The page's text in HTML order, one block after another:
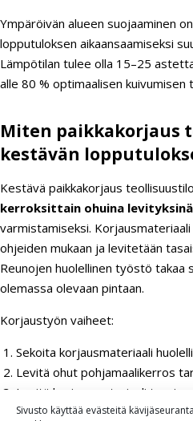
Sivusto käyttää evästeitä
Ympäröivän alueen suojaaminen
lopputuloksen aikaansaamiseksi
Lämpötilan tulee olla 15–25
alle 80 % optimaalisen kuivumisen
Miten paikkakorjaus
kestävän
Kestävä paikkakorjaus
kerroksittain ohuina levityksinä
varmistamiseksi.
ohjeiden mukaan ja levitetään
Reunojen huolellinen työstö takaa
olemassa olevaan pintaan.
Korjaustyön vaiheet:
Sekoita korjausmateriaali
Levitä ohut pohjamaalikerros
Levitä korjausmateriaali
Työstä reunat huolellisesti